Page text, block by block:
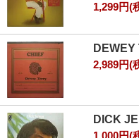
1,299円(
2,989円(
DICK